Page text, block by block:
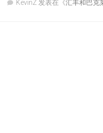
KevinZ 发表在《汇丰和巴克